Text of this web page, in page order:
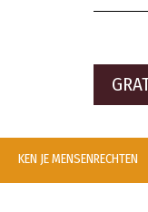
KEN JE MENSENRECHTEN